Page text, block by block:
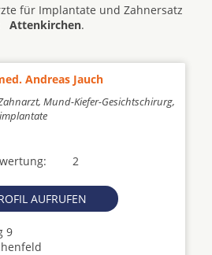
für Implantate und Zahnersatz
Attenkirchen.
Andreas Jauch
Mund-Kiefer-Gesichtschirurg,
2
AUFRUFEN
9